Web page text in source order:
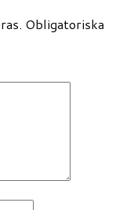
Obligatoriska